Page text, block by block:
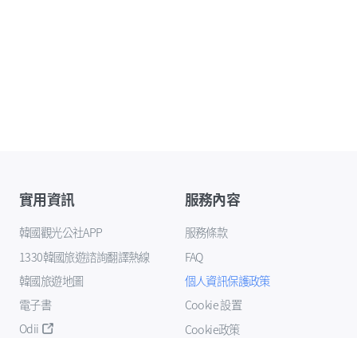
實用資訊
韓國觀光公社APP
1330韓國旅遊諮詢翻譯熱線
韓國旅遊地圖
電子書
Odii
服務內容
服務條款
FAQ
個人資訊保護政策
Cookie 設置
Cookie政策